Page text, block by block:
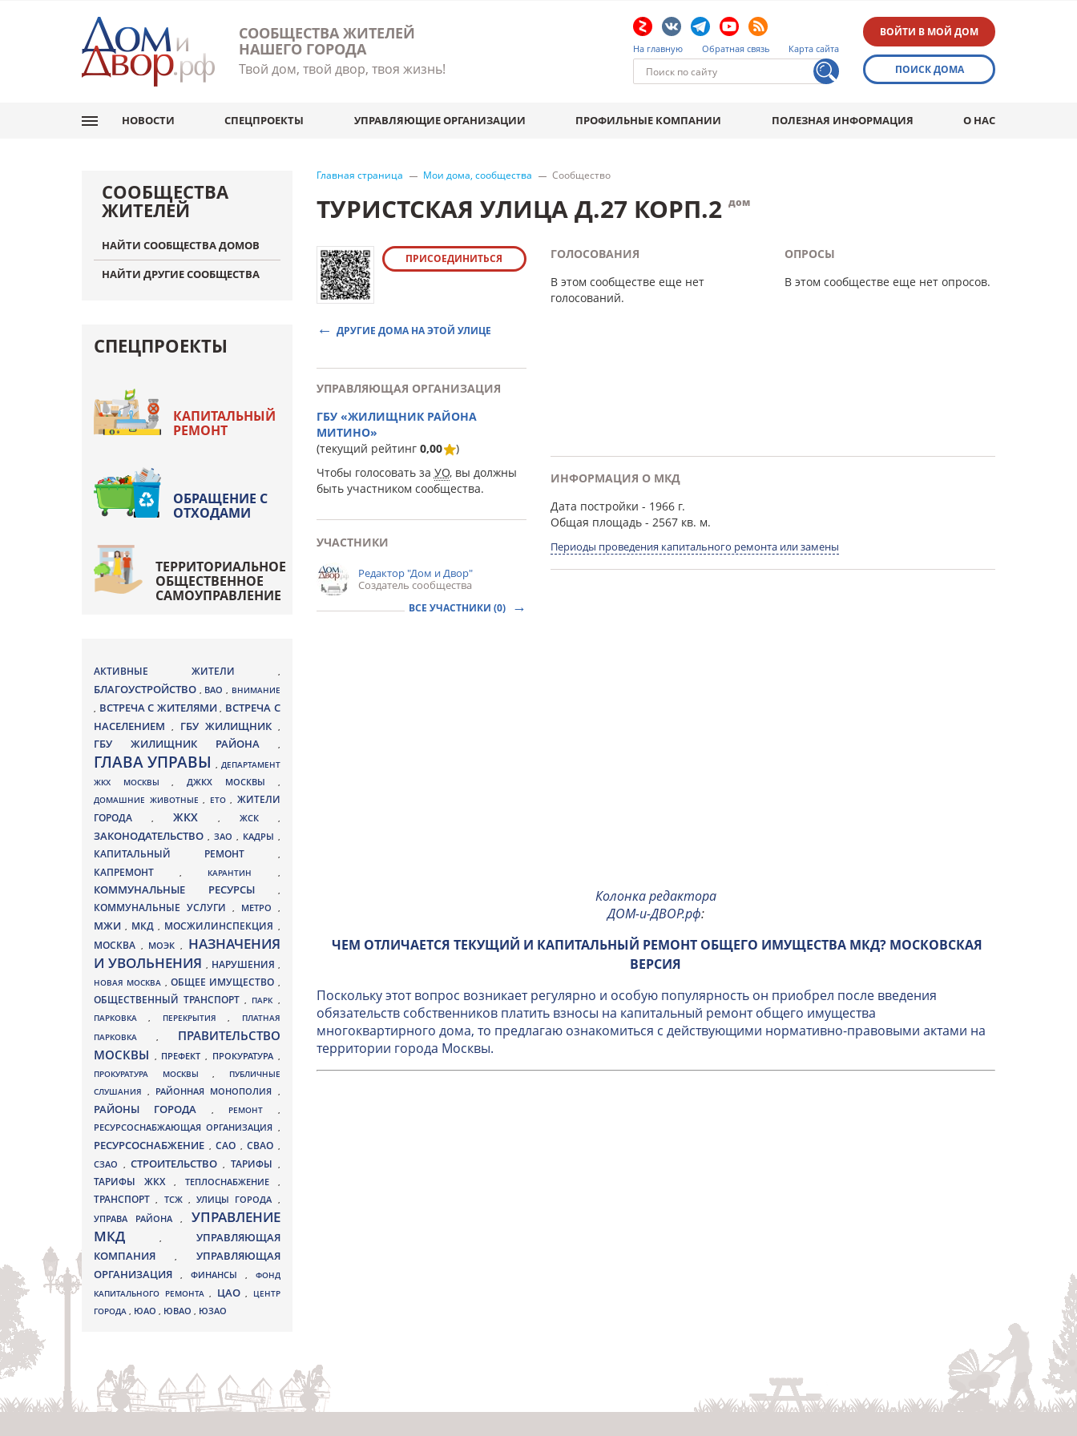
СООБЩЕСТВА ЖИТЕЛЕЙ
НАШЕГО ГОРОДА
Твой дом, твой двор, твоя жизнь!
На главную Обратная связь Карта сайта
ВОЙТИ В МОЙ ДОМ
ПОИСК ДОМА
НОВОСТИ СПЕЦПРОЕКТЫ УПРАВЛЯЮЩИЕ ОРГАНИЗАЦИИ ПРОФИЛЬНЫЕ КОМПАНИИ ПОЛЕЗНАЯ ИНФОРМАЦИЯ О НАС
Главная страница Мои дома, сообщества Сообщество
ТУРИСТСКАЯ УЛИЦА Д.27 КОРП.2 дом
ПРИСОЕДИНИТЬСЯ
ДРУГИЕ ДОМА НА ЭТОЙ УЛИЦЕ
УПРАВЛЯЮЩАЯ ОРГАНИЗАЦИЯ
ГБУ «ЖИЛИЩНИК РАЙОНА
МИТИНО»
(текущий рейтинг 0,00
)
Чтобы голосовать за УО, вы должны
быть участником сообщества.
УЧАСТНИКИ
Редактор "Дом и Двор"
Создатель сообщества
ВСЕ УЧАСТНИКИ (0)
ГОЛОСОВАНИЯ
В этом сообществе еще нет
голосований.
ОПРОСЫ
В этом сообществе еще нет опросов.
ИНФОРМАЦИЯ О МКД
Дата постройки - 1966 г.
Общая площадь- 2567 кв. м.
Периоды проведения капитального ремонта или замены
Колонка редактора
ДОМ-и-ДВОР.рф:
ЧЕМ ОТЛИЧАЕТСЯ ТЕКУЩИЙ И КАПИТАЛЬНЫЙ РЕМОНТ ОБЩЕГО ИМУЩЕСТВА МКД? МОСКОВСКАЯ
ВЕРСИЯ
Поскольку этот вопрос возникает регулярно и особую популярность он приобрел после введения
обязательств собственников платить взносы на капитальный ремонт общего имущества
многоквартирного дома, то предлагаю ознакомиться с действующими нормативно-правовыми актами на
территории города Москвы.
СООБЩЕСТВА
ЖИТЕЛЕЙ
НАЙТИ СООБЩЕСТВА ДОМОВ
НАЙТИ ДРУГИЕ СООБЩЕСТВА
СПЕЦПРОЕКТЫ
КАПИТАЛЬНЫЙ
РЕМОНТ
ОБРАЩЕНИЕ С
ОТХОДАМИ
ТЕРРИТОРИАЛЬНОЕ
ОБЩЕСТВЕННОЕ
САМОУПРАВЛЕНИЕ
АКТИВНЫЕ ЖИТЕЛИ ,
БЛАГОУСТРОЙСТВО , ВАО , ВНИМАНИЕ
, ВСТРЕЧА С ЖИТЕЛЯМИ, ВСТРЕЧА С
НАСЕЛЕНИЕМ
, ГБУ ЖИЛИЩНИК ,
ГБУ ЖИЛИЩНИК РАЙОНА ,
ГЛАВА УПРАВЫ, ДЕПАРТАМЕНТ
ЖКХ МОСКВЫ,ДЖКХ МОСКВЫ ,
ДОМАШНИЕ ЖИВОТНЫЕ , ЕТО , ЖИТЕЛИ
ГОРОДА
, ЖКХ , ЖСК ,
ЗАКОНОДАТЕЛЬСТВО , ЗАО , КАДРЫ ,
КАПИТАЛЬНЫЙ РЕМОНТ ,
КАПРЕМОНТ , КАРАНТИН ,
КОММУНАЛЬНЫЕ РЕСУРСЫ ,
КОММУНАЛЬНЫЕ УСЛУГИ , МЕТРО ,
МЖИ, МКД , МОСЖИЛИНСПЕКЦИЯ ,
МОСКВА , МОЭК ,
НАЗНАЧЕНИЯ
И УВОЛЬНЕНИЯ , НАРУШЕНИЯ ,
НОВАЯ МОСКВА , ОБЩЕЕ ИМУЩЕСТВО ,
ОБЩЕСТВЕННЫЙ ТРАНСПОРТ, ПАРК ,
ПАРКОВКА, ПЕРЕКРЫТИЯ,
ПЛАТНАЯ
ПАРКОВКА ,
ПРАВИТЕЛЬСТВО
МОСКВЫ , ПРЕФЕКТ, ПРОКУРАТУРА ,
ПРОКУРАТУРА МОСКВЫ ,
ПУБЛИЧНЫЕ
СЛУШАНИЯ, РАЙОННАЯ МОНОПОЛИЯ ,
РАЙОНЫ ГОРОДА , РЕМОНТ ,
РЕСУРСОСНАБЖАЮЩАЯ ОРГАНИЗАЦИЯ ,
РЕСУРСОСНАБЖЕНИЕ , САО , СВАО ,
СЗАО ,СТРОИТЕЛЬСТВО, ТАРИФЫ ,
ТАРИФЫ ЖКХ , ТЕПЛОСНАБЖЕНИЕ ,
ТРАНСПОРТ, ТСЖ , УЛИЦЫ ГОРОДА ,
УПРАВА РАЙОНА, УПРАВЛЕНИЕ
МКД, УПРАВЛЯЮЩАЯ
КОМПАНИЯ
, УПРАВЛЯЮЩАЯ
ОРГАНИЗАЦИЯ
, ФИНАНСЫ , ФОНД
КАПИТАЛЬНОГО РЕМОНТА , ЦАО ,
ЦЕНТР
ГОРОДА , ЮАО , ЮВАО , ЮЗАО